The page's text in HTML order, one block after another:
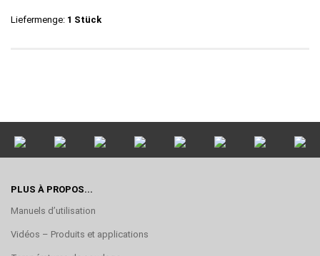
Liefermenge: 1 Stück
PLUS À PROPOS...
Manuels d’utilisation
Vidéos – Produits et applications